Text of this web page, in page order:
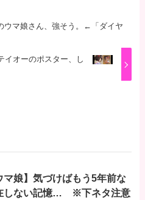
ウマ娘さん、強そう。←「ダイヤ
イオーのポスター、し
マ娘】気づけばもう5年前な
しない記憶… ※下ネタ注意